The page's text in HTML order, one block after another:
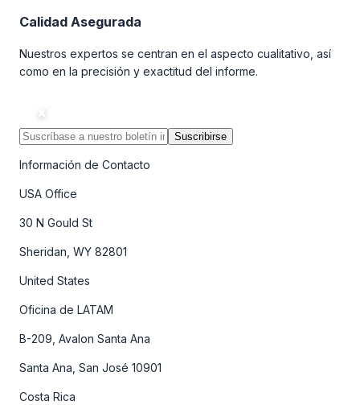
Calidad Asegurada
Nuestros expertos se centran en el aspecto cualitativo, así
como en la precisión y exactitud del informe.
Suscribirse
Información de Contacto
USA Office
30 N Gould St
Sheridan, WY 82801
United States
Oficina de LATAM
B-209, Avalon Santa Ana
Santa Ana, San José 10901
Costa Rica